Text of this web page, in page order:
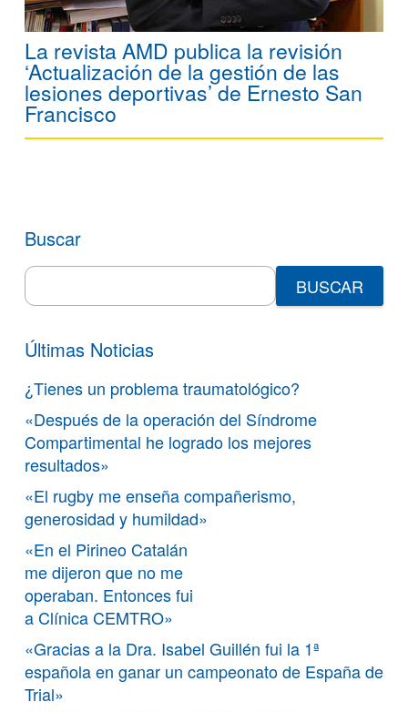
La revista AMD publica la revisión
‘Actualización de la gestión de las
lesiones deportivas’ de Ernesto San
Francisco
Buscar
Search
for:
Últimas Noticias
¿Tienes un problema traumatológico?
«Después de la operación del Síndrome
Compartimental he logrado los mejores
resultados»
«El rugby me enseña compañerismo,
generosidad y humildad»
«En el Pirineo Catalán
me dijeron que no me
operaban. Entonces fui
a Clínica CEMTRO»
«Gracias a la Dra. Isabel Guillén fui la 1ª
española en ganar un campeonato de España de
Trial»